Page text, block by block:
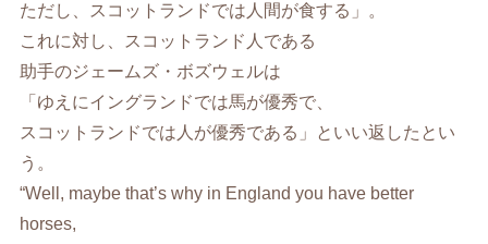
ただし、スコットランドでは人間が食する」。
これに対し、スコットランド人である
助手のジェームズ・ボズウェルは
「ゆえにイングランドでは馬が優秀で、
スコットランドでは人が優秀である」といい返したとい
う。
“Well, maybe that’s why in England you have better
horses,